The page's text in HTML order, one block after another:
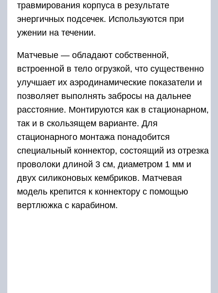
травмирования корпуса в результате
энергичных подсечек. Используются при
ужении на течении.
Матчевые — обладают собственной,
встроенной в тело огрузкой, что существенно
улучшает их аэродинамические показатели и
позволяет выполнять забросы на дальнее
расстояние. Монтируются как в стационарном,
так и в скользящем варианте. Для
стационарного монтажа понадобится
специальный коннектор, состоящий из отрезка
проволоки длиной 3 см, диаметром 1 мм и
двух силиконовых кембриков. Матчевая
модель крепится к коннектору с помощью
вертлюжка с карабином.